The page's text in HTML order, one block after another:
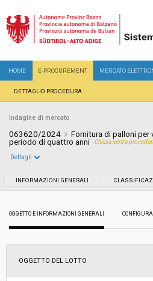
HOME E-PROCUREMENT MERCATO
DETTAGLIO PROCEDURA
Indagine di mercato
063620/2024
Fornitura di palloni per
periodo di quattro anni
Chiusa senza
Importo a base di gara soggetto a
Dettagli
INFORMAZIONI GENERALI
OGGETTO E INFORMAZIONI GENERALI
OGGETTO DEL LOTTO